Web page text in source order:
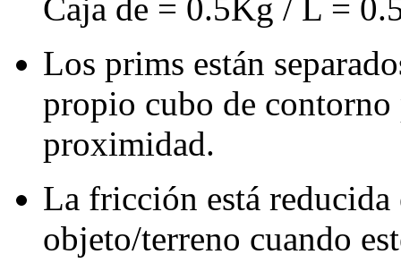
Caja de = 0.5Kg / L =
Los prims están
propio cubo de contorno
proximidad.
La fricción está
objeto/terreno cuando